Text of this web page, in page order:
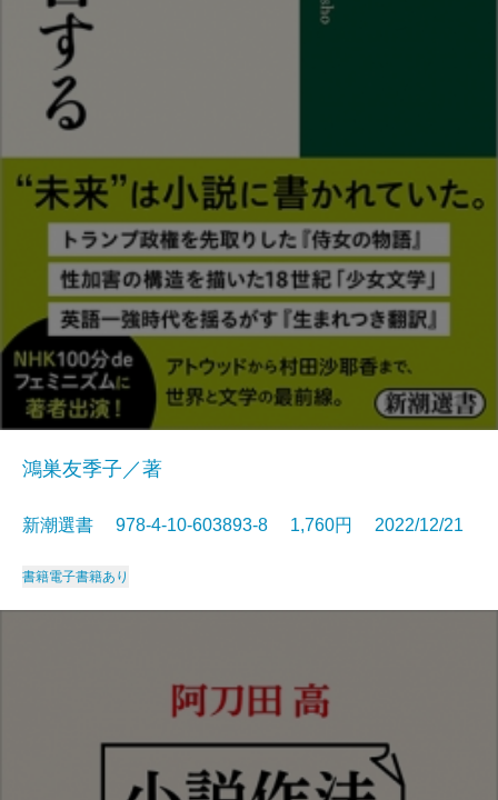
鴻巣友季子／著
新潮選書 978-4-10-603893-8 1,760円 2022/12/21
書籍電子書籍あり